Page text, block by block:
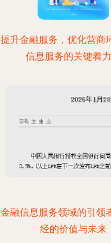
提升金融服务，优化营商
信息服务的关键着
金融信息服务领域的引领
经的价值与未来